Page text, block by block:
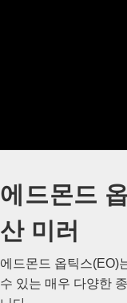
에드몬드
산 미러
에드몬드 옵틱스(EO)
수 있는 매우 다양한